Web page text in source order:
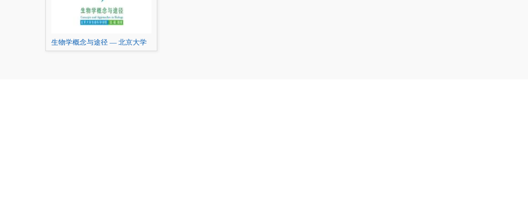
生物学概念与途径 — 北京大学